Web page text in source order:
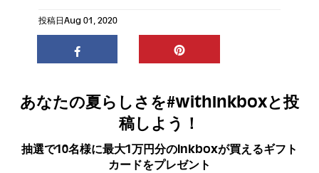
投稿日Aug 01, 2020
あなたの夏らしさを#withInkboxと投
稿しよう！
抽選で10名様に最大1万円分のInkboxが買えるギフト
カードをプレゼント